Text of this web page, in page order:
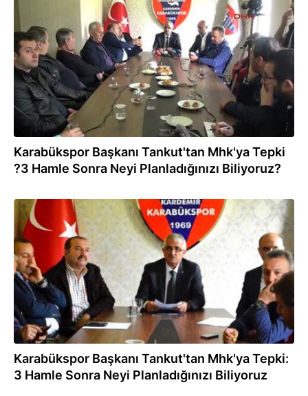
Karabükspor Başkanı Tankut'tan Mhk'ya Tepki
?3 Hamle Sonra Neyi Planladığınızı Biliyoruz?
07.05.2016
Karabükspor Başkanı Tankut'tan Mhk'ya Tepki:
3 Hamle Sonra Neyi Planladığınızı Biliyoruz